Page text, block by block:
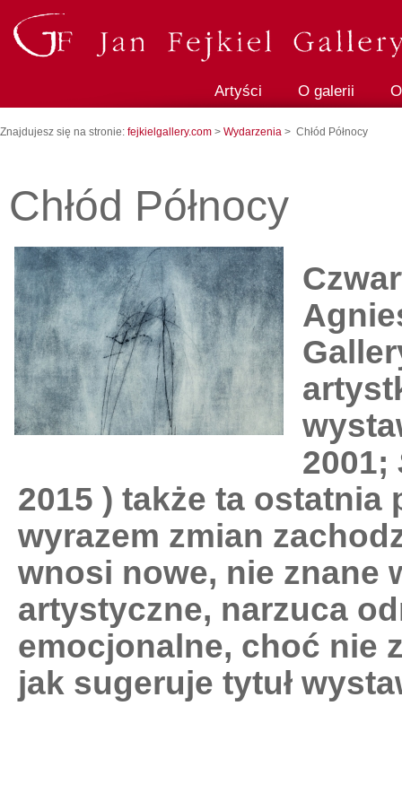
Artyści O galerii
Znajdujesz się na stronie: fejkielgallery.com > Wydarzenia > Chłód Północy
Chłód Północy
2001;
2015 ) także ta ostatnia
wyrazem zmian
wnosi nowe, nie znane
artystyczne, narzuca
emocjonalne, choć nie
jak sugeruje tytuł